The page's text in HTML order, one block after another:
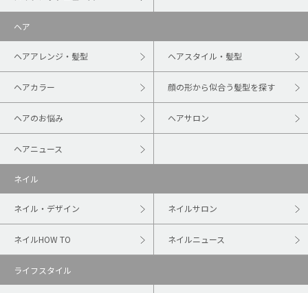
ヘア
ヘアアレンジ・髪型 ヘアスタイル・髪型
ヘアカラー 顔の形から似合う髪型を探す
ヘアのお悩み ヘアサロン
ヘアニュース
ネイル
ネイル・デザイン ネイルサロン
ネイルHOW TO ネイルニュース
ライフスタイル